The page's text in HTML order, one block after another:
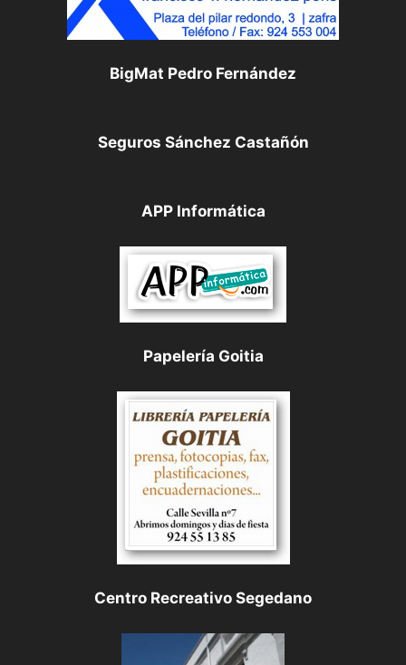
BigMat Pedro Fernández
Seguros Sánchez Castañón
APP Informática
Papelería Goitia
Centro Recreativo Segedano